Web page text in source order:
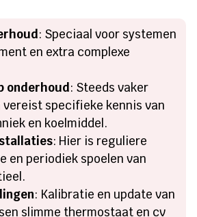
: Speciaal voor systemen
en extra complexe
onderhoud: Steeds vaker
specifieke kennis van
en koelmiddel.
: Hier is reguliere
en periodiek spoelen van
: Kalibratie en update van
slimme thermostaat en cv